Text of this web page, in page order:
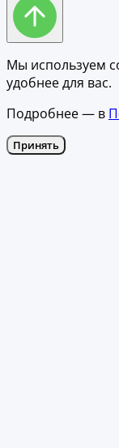
Мы используем
удобнее для вас.
Подробнее — в
Принять